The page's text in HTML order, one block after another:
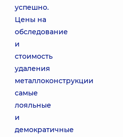
успешно.
Цены на
обследование
и
стоимость
удаления
металлоконструкции
самые
лояльные
и
демократичные